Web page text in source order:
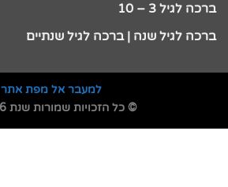
ברכה לגיל 3 – 10
ברכה לגיל שנה | ברכה לגיל שנתיים
למעבר אל מפת אתר
© כל הזכויות שמורות שנת 2026 ©